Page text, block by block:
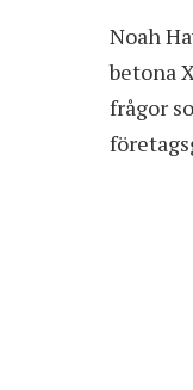
Noah
betona
frågor